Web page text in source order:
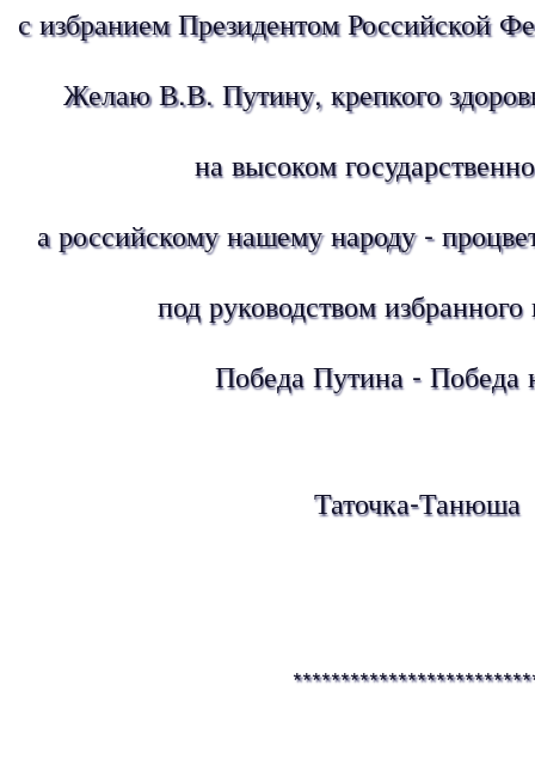
с избранием Президентом Российской
Желаю В.В. Путину, крепкого
на высоком
а российскому нашему народу -
под руководством избранного
Победа Путина - Победа
Таточка-Танюша